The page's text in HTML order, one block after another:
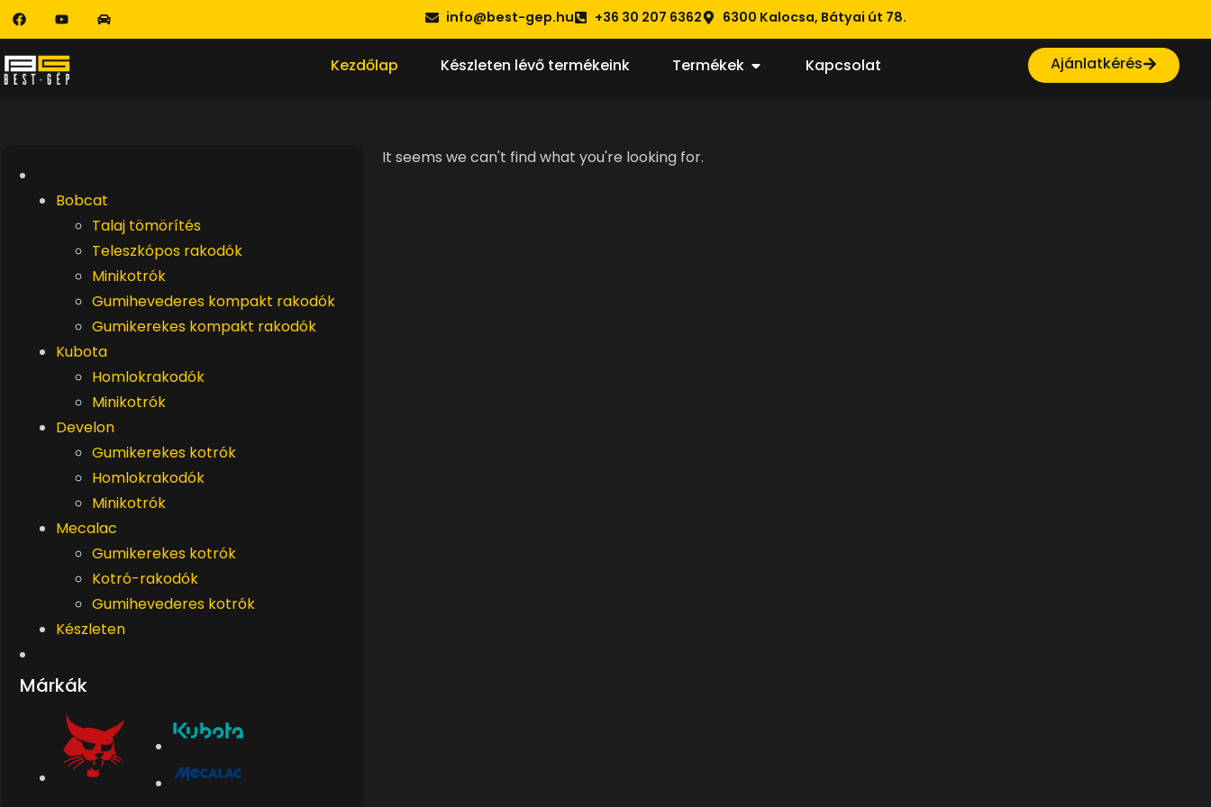
info@best-gep.hu +36 30 207 6362 6300 Kalocsa, Bátyai út 78.
Kezdőlap Készleten lévő termékeink Termékek Kapcsolat Ajánlatkérés
Bobcat
Talaj tömörítés
Teleszkópos rakodók
Minikotrók
Gumihevederes kompakt rakodók
Gumikerekes kompakt rakodók
Kubota
Homlokrakodók
Minikotrók
Develon
Gumikerekes kotrók
Homlokrakodók
Minikotrók
Mecalac
Gumikerekes kotrók
Kotró-rakodók
Gumihevederes kotrók
Készleten
Márkák
It seems we can't find what you're looking for.